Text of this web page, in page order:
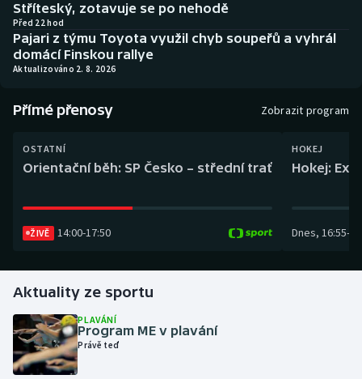
Biatlon
Boby a skeleton
Box
Curling
Golf
Gymnastika
Házená
Aplikace ČT sport
AZ kvíz
Stříteský, zotavuje se po nehodě
Před 22 hod
Pajari z týmu Toyota využil chyb soupeřů a vyhrál
domácí Finskou rallye
Aktualizováno 2. 8. 2026
Přímé přenosy Zobrazit program
OSTATNÍ
Orientační běh: SP Česko – střední trať
ŽIVĚ 14:00-17:50
HOKEJ
Hokej:
Dnes, 16:55-
Aktuality ze sportu
PLAVÁNÍ
Program ME v plavání
Právě teď